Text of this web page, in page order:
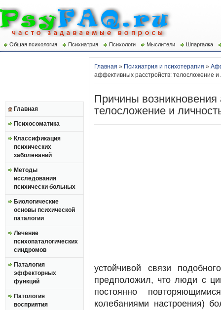
Общая психология Психиатрия Психологи Мыслители Шпаргалка
Главная
Психосоматика
Классификация
психических
заболеваний
Методы
исследования
психически больных
Биологические
основы психической
паталогии
Лечение
психопаталогических
синдромов
Паталогия
эффекторных
функций
Патология
восприятия
Главная » Психиатрия и психотерапия »
аффективных расстройств: телосложение и
Причины
телосложение и
устойчивой связи
предположил, что люди с
постоянно
колебаниями настроения)